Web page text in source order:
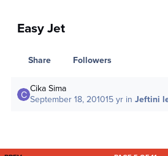
Easy Jet
Share Followers
Cika Sima
September 18, 201015 yr inJeftini